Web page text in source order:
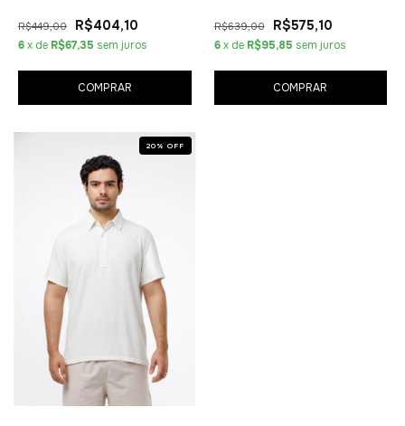
R$449,00 R$404,10
6x de R$67,35 sem juros
COMPRAR
R$639,00 R$575,10
6 x de R$95,85 sem juros
COMPRAR
20 % OFF